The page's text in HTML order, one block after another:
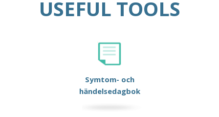
USEFUL TOOLS
Symtom- och
händelsedagbok